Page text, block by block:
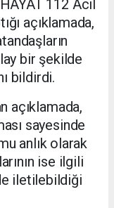
112 Acil
açıklamada,
bir şekilde
bildirdi.
açıklamada,
sayesinde
anlık olarak
ise ilgili
iletilebildiği